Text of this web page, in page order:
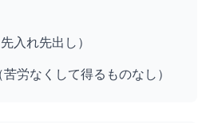
入れ先出し）
労なくして得るものなし）